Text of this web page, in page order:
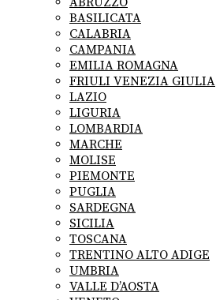
menu
BASILICATA
CALABRIA
CAMPANIA
EMILIA ROMAGNA
FRIULI VENEZIA GIULIA
LAZIO
LIGURIA
LOMBARDIA
MARCHE
MOLISE
PIEMONTE
PUGLIA
SARDEGNA
SICILIA
TOSCANA
TRENTINO ALTO ADIGE
UMBRIA
VALLE D’AOSTA